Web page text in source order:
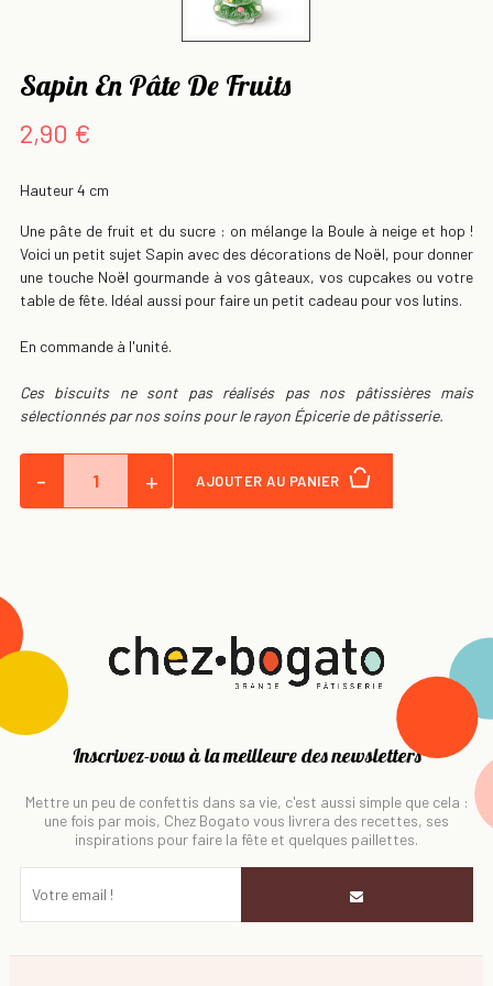
Sapin En Pâte De Fruits
2,90 €
Hauteur 4 cm
Une pâte de fruit et du sucre : on mélange la Boule à neige et hop !
Voici un petit sujet Sapin avec des décorations de Noël, pour donner
une touche Noël gourmande à vos gâteaux, vos cupcakes ou votre
table de fête. Idéal aussi pour faire un petit cadeau pour vos lutins.
En commande à l'unité.
Ces biscuits ne sont pas réalisés pas nos pâtissières mais
sélectionnés par nos soins pour le rayon Épicerie de pâtisserie.
- + AJOUTER AU PANIER
Inscrivez-vous à la meilleure des newsletters
Mettre un peu de confettis dans sa vie, c'est aussi simple que cela :
une fois par mois, Chez Bogato vous livrera des recettes, ses
inspirations pour faire la fête et quelques paillettes.